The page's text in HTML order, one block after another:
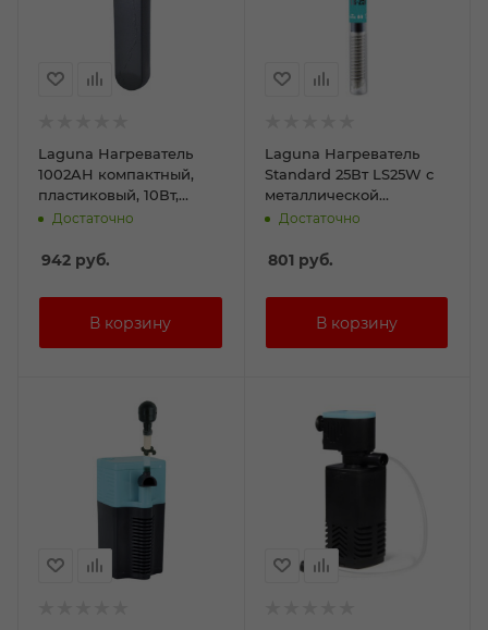
Laguna Нагреватель
1002AH компактный,
пластиковый, 10Вт,
18*15*105мм
Достаточно
942 руб.
Laguna Нагреватель
Standard 25Вт LS25W с
металлической
спиралью
Достаточно
801 руб.